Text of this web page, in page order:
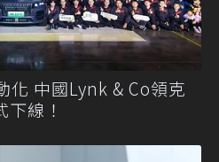
化 中國Lynk & Co領克
線！